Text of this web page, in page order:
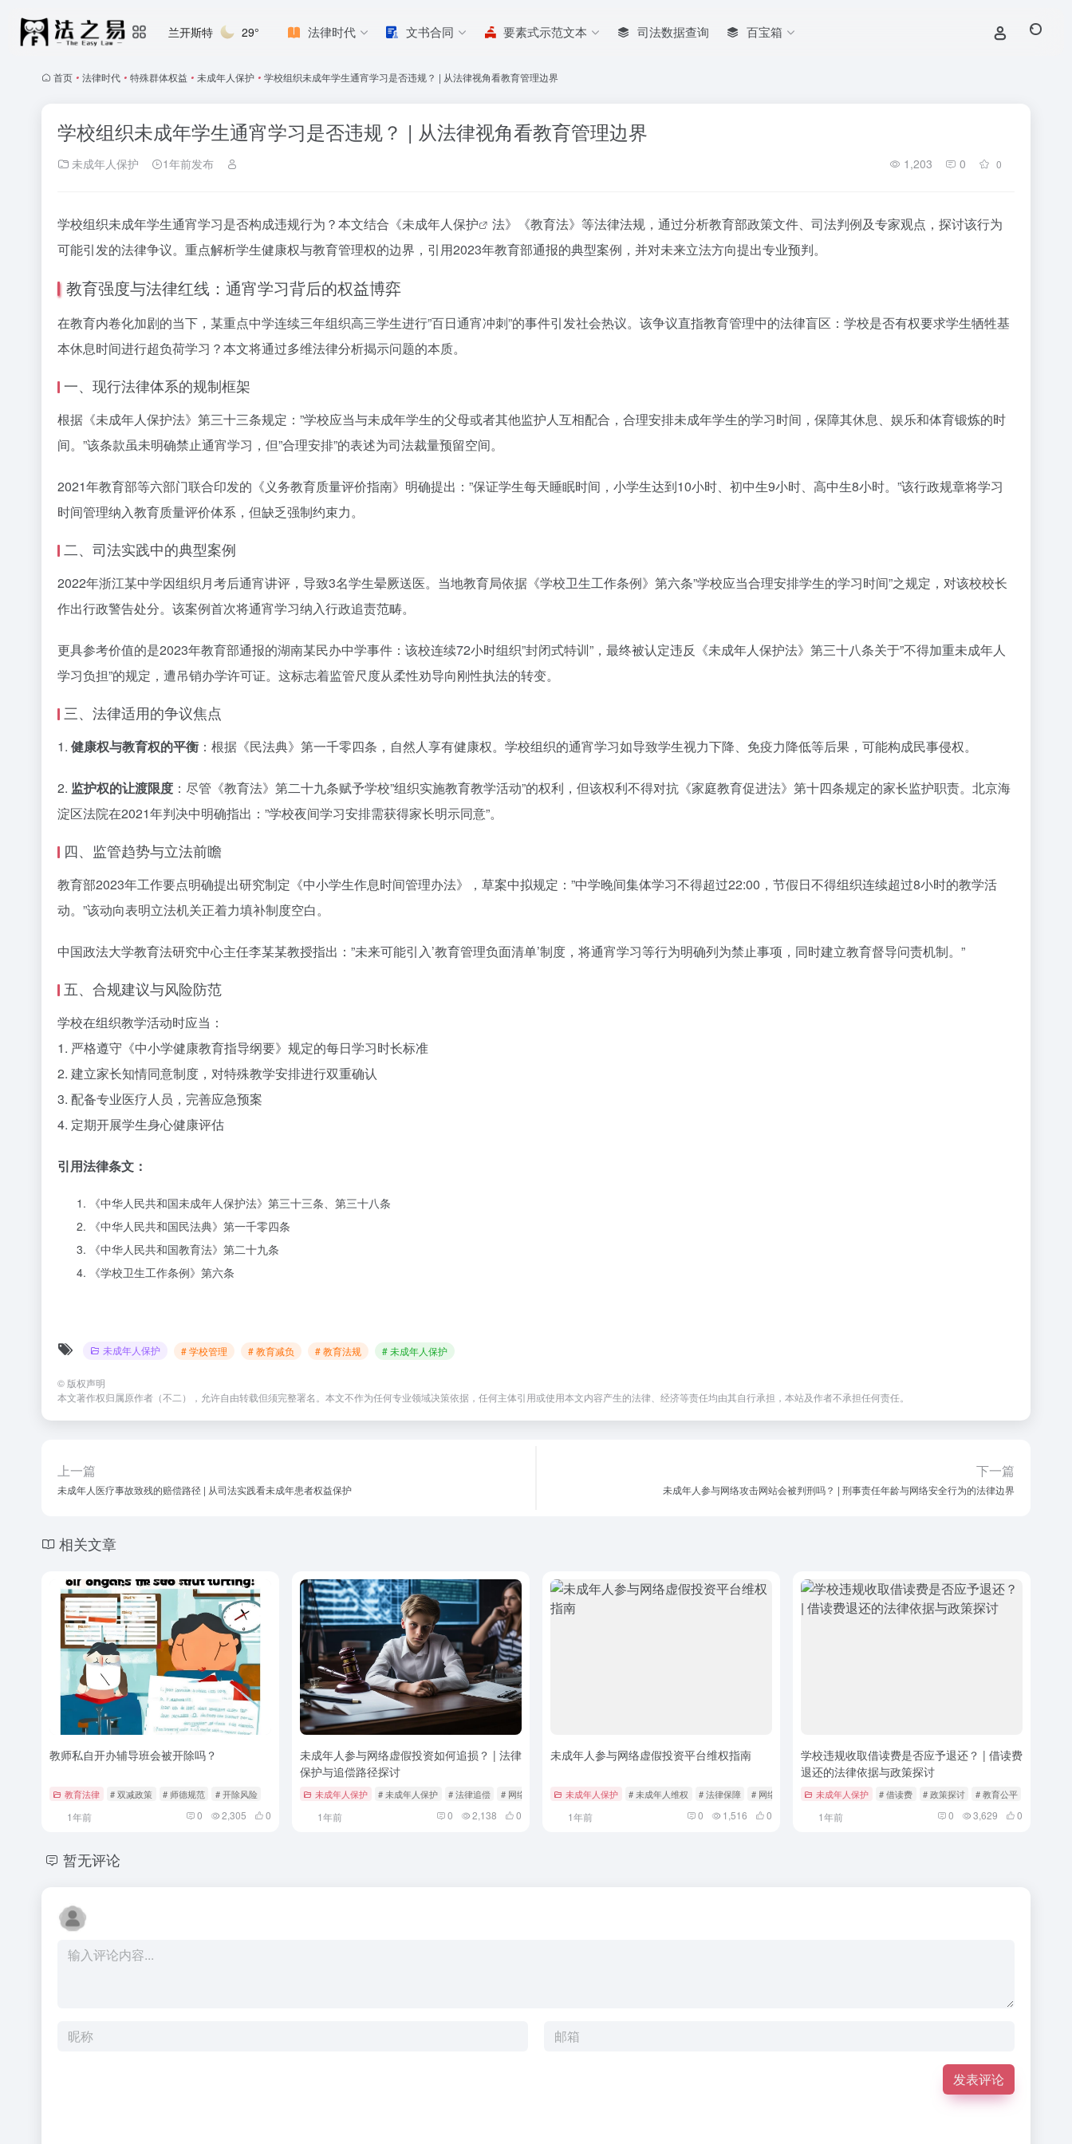
兰开斯特 29° 法律时代 文书合同 要素式示范文本 司法数据查询 百宝箱
首页 • 法律时代 • 特殊群体权益 • 未成年人保护 • 学校组织未成年学生通宵学习是否违规？ | 从法律视角看教育管理边界
学校组织未成年学生通宵学习是否违规？ | 从法律视角看教育管理边界
未成年人保护 1年前发布 1,203 0 0
学校组织未成年学生通宵学习是否构成违规行为？本文结合《未成年人保护
法》《教育法》等法律法规，通过分析教育部政策文件、司法判例及专家观点，探讨该行为
可能引发的法律争议。重点解析学生健康权与教育管理权的边界，引用2023年教育部通报的典型案例，并对未来立法方向提出专业预判。
教育强度与法律红线：通宵学习背后的权益博弈
在教育内卷化加剧的当下，某重点中学连续三年组织高三学生进行”百日通宵冲刺”的事件引发社会热议。该争议直指教育管理中的法律盲区：学校是否有权要求学生牺牲基
本休息时间进行超负荷学习？本文将通过多维法律分析揭示问题的本质。
一、现行法律体系的规制框架
根据《未成年人保护法》第三十三条规定：”学校应当与未成年学生的父母或者其他监护人互相配合，合理安排未成年学生的学习时间，保障其休息、娱乐和体育锻炼的时
间。”该条款虽未明确禁止通宵学习，但”合理安排”的表述为司法裁量预留空间。
2021年教育部等六部门联合印发的《义务教育质量评价指南》明确提出：”保证学生每天睡眠时间，小学生达到10小时、初中生9小时、高中生8小时。”该行政规章将学习
时间管理纳入教育质量评价体系，但缺乏强制约束力。
二、司法实践中的典型案例
2022年浙江某中学因组织月考后通宵讲评，导致3名学生晕厥送医。当地教育局依据《学校卫生工作条例》第六条”学校应当合理安排学生的学习时间”之规定，对该校校长
作出行政警告处分。该案例首次将通宵学习纳入行政追责范畴。
更具参考价值的是2023年教育部通报的湖南某民办中学事件：该校连续72小时组织”封闭式特训”，最终被认定违反《未成年人保护法》第三十八条关于”不得加重未成年人
学习负担”的规定，遭吊销办学许可证。这标志着监管尺度从柔性劝导向刚性执法的转变。
三、法律适用的争议焦点
1. 健康权与教育权的平衡 ：根据《民法典》第一千零四条，自然人享有健康权。学校组织的通宵学习如导致学生视力下降、免疫力降低等后果，可能构成民事侵权。
2. 监护权的让渡限度 ：尽管《教育法》第二十九条赋予学校”组织实施教育教学活动”的权利，但该权利不得对抗《家庭教育促进法》第十四条规定的家长监护职责。北京海
淀区法院在2021年判决中明确指出：”学校夜间学习安排需获得家长明示同意”。
四、监管趋势与立法前瞻
教育部2023年工作要点明确提出研究制定《中小学生作息时间管理办法》，草案中拟规定：”中学晚间集体学习不得超过22:00，节假日不得组织连续超过8小时的教学活
动。”该动向表明立法机关正着力填补制度空白。
中国政法大学教育法研究中心主任李某某教授指出：”未来可能引入’教育管理负面清单’制度，将通宵学习等行为明确列为禁止事项，同时建立教育督导问责机制。”
五、合规建议与风险防范
学校在组织教学活动时应当：
1. 严格遵守《中小学健康教育指导纲要》规定的每日学习时长标准
2. 建立家长知情同意制度，对特殊教学安排进行双重确认
3. 配备专业医疗人员，完善应急预案
4. 定期开展学生身心健康评估
引用法律条文：
《中华人民共和国未成年人保护法》第三十三条、第三十八条
《中华人民共和国民法典》第一千零四条
《中华人民共和国教育法》第二十九条
《学校卫生工作条例》第六条
未成年人保护 # 学校管理 # 教育减负 # 教育法规 # 未成年人保护
© 版权声明
本文著作权归属原作者（不二），允许自由转载但须完整署名。本文不作为任何专业领域决策依据，任何主体引用或使用本文内容产生的法律、经济等责任均由其自行承担，本站及作者不承担任何责任。
上一篇
未成年人医疗事故致残的赔偿路径 | 从司法实践看未成年患者权益保护
下一篇
未成年人参与网络攻击网站会被判刑吗？ | 刑事责任年龄与网络安全行为的法律边界
相关文章
教师私自开办辅导班会被开除吗？
教育法律 # 双减政策 # 师德规范 # 开除风险
1年前 0 2,305 0
未成年人参与网络虚假投资如何追损？ | 法律
保护与追偿路径探讨
未成年人保护 # 未成年人保护 # 法律追偿 # 网络安全
1年前 0 2,138 0
未成年人参与网络虚假投资平台维权指南
未成年人保护 # 未成年人维权 # 法律保障 # 网络安全
1年前 0 1,516 0
学校违规收取借读费是否应予退还？ | 借读费
退还的法律依据与政策探讨
未成年人保护 # 借读费 # 政策探讨 # 教育公平
1年前 0 3,629 0
暂无评论
发表评论